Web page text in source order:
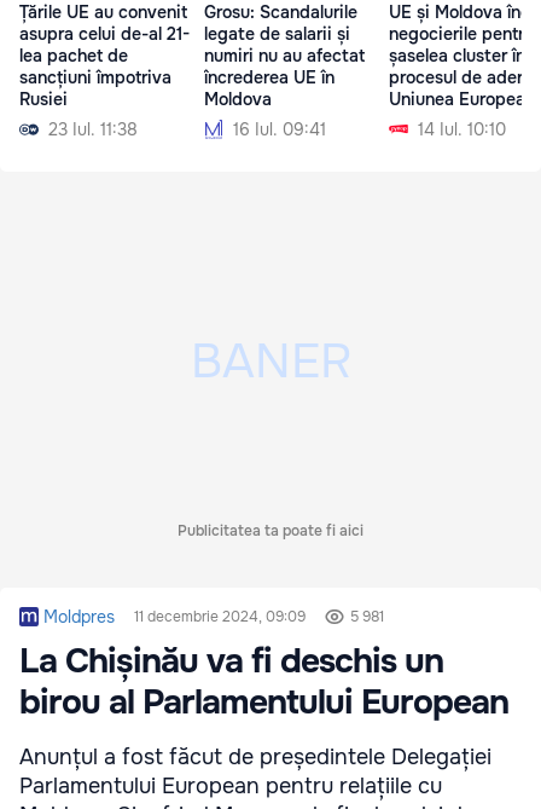
Țările UE au convenit
asupra celui de-al 21-
lea pachet de
sancțiuni împotriva
Rusiei
23 Iul. 11:38
Grosu: Scandalurile
legate de salarii și
numiri nu au afectat
încrederea UE în
Moldova
16 Iul. 09:41
UE și Moldova
negocierile pentru
șaselea cluster în
procesul de
Uniunea
14 Iul. 10:10
Publicitatea ta poate fi aici
Moldpres 11 decembrie 2024, 09:09 5 981
La Chișinău va fi deschis un
birou al Parlamentului European
Anunțul a fost făcut de președintele Delegației
Parlamentului European pentru relațiile cu